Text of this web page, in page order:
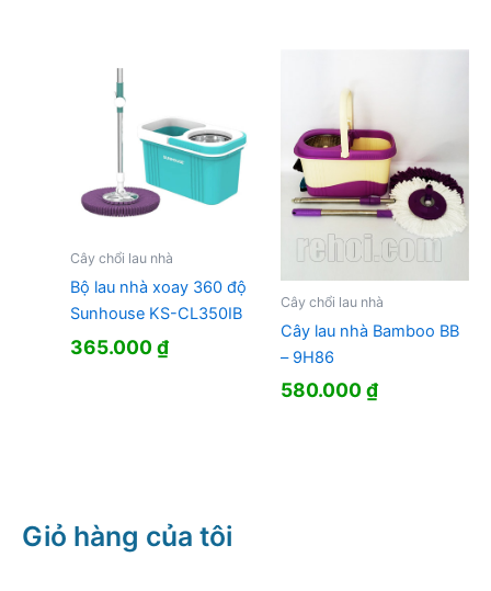
Cây chổi lau nhà
Bộ lau nhà xoay 360 độ
Sunhouse KS-CL350IB
365.000₫
Cây chổi lau nhà
Cây lau nhà Bamboo BB
– 9H86
580.000₫
Giỏ hàng của tôi